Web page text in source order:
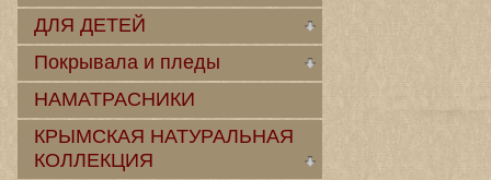
ДЛЯ ДЕТЕЙ
Покрывала и пледы
НАМАТРАСНИКИ
КРЫМСКАЯ НАТУРАЛЬНАЯ
КОЛЛЕКЦИЯ